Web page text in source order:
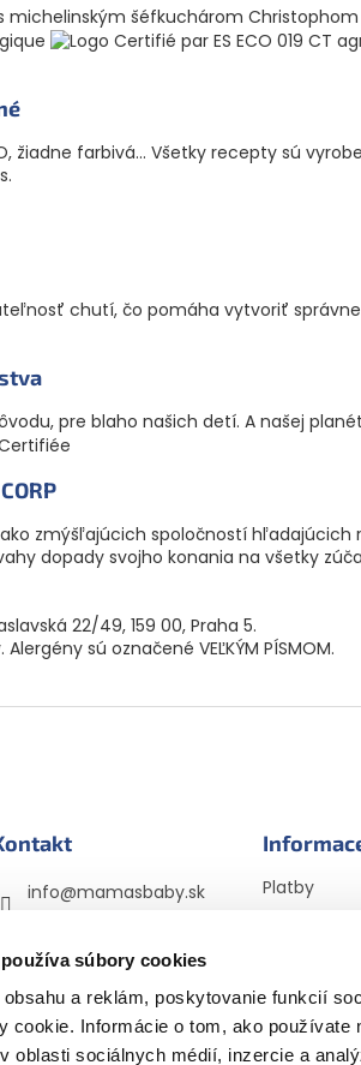
súbory cookies
obsahu a reklám, poskytovanie funkcií
cookie. Informácie o tom, ako používate
oblasti sociálnych médií, inzercie a
michelinským šéfkuchárom
žiadne farbivá... Všetky recepty sú
chutí, čo pomáha vytvoriť
pre blaho našich detí. A našej
zmýšľajúcich spoločností
dopady svojho konania na všetky
22/49, 159 00, Praha 5.
sú označené VEĽKÝM PÍSMOM.
info@mamasbaby.sk
mamasbabyczsk
mamasbaby_czsk
Platby
Obchodné
osobných